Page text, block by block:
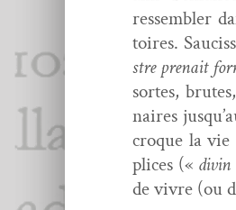
ressem­bler
toires.
stre pre­nait
sortes,
naires
croque la
plices (« divin
de vivre (ou